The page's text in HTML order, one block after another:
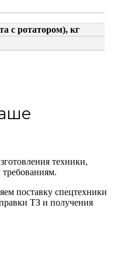
с ротатором), кг
техники,
поставку спецтехники
ТЗ и получения